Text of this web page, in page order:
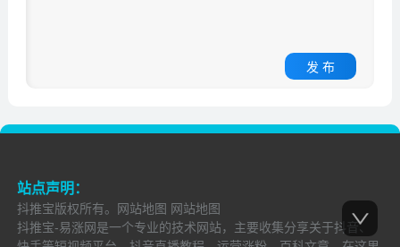
发 布
站点声明：
抖推宝版权所有。 网站地图 网站地图
抖推宝-易涨网是一个专业的技术网站，主要收集分享关于抖音、